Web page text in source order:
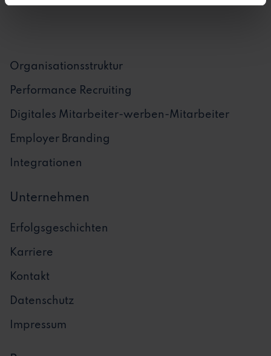
Organisationsstruktur
Performance Recruiting
Digitales Mitarbeiter-werben-Mitarbeiter
Employer Branding
Integrationen
Unternehmen
Erfolgsgeschichten
Karriere
Kontakt
Datenschutz
Impressum